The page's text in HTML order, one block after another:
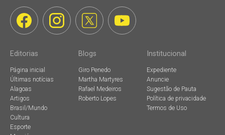
Editorias
Página inicial
Últimas notícias
Alagoas
Artigos
Brasil/Mundo
Cultura
Esporte
Blogs
Giro Penedo
Martha Martyres
Rafael Medeiros
Roberto Lopes
Institucional
Expediente
Anuncie
Sugestão de Pauta
Política de privacidade
Termos de Uso